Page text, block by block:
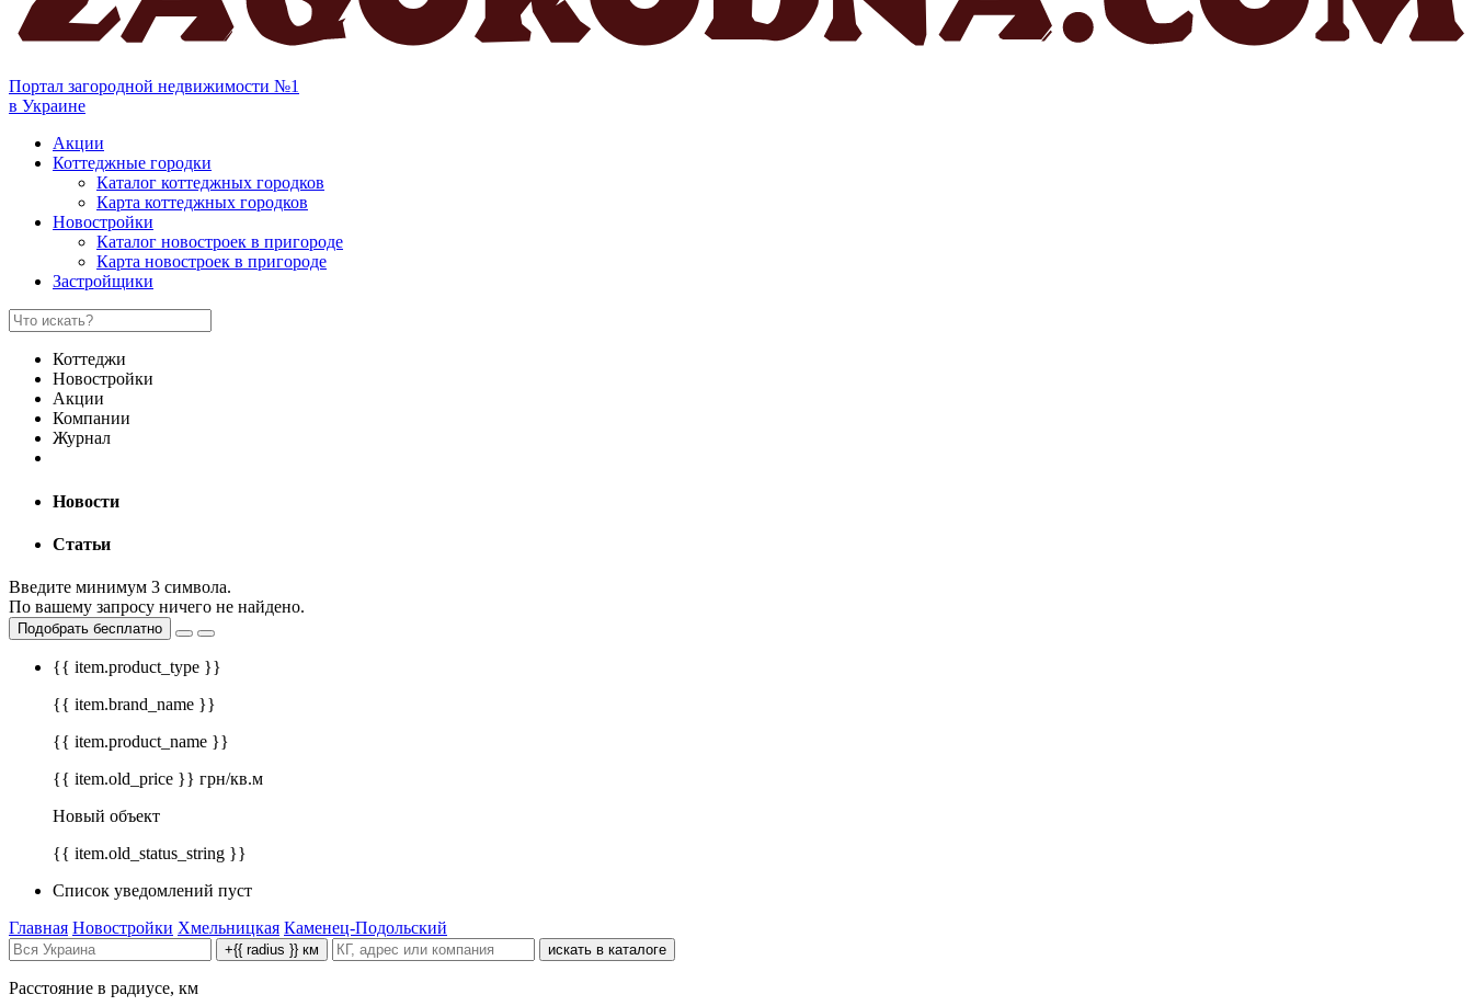
Портал загородной недвижимости №1
в Украине
Акции
Коттеджные городки
Каталог коттеджных городков
Карта коттеджных городков
Новостройки
Каталог новостроек в пригороде
Карта новостроек в пригороде
Застройщики
Коттеджи
Новостройки
Акции
Компании
Журнал
Новости
Статьи
Введите минимум 3 символа.
По вашему запросу ничего не найдено.
Подобрать бесплатно
{{ item.product_type }}
{{ item.brand_name }}
{{ item.product_name }}
{{ item.old_price }} грн/кв.м
Новый объект
{{ item.old_status_string }}
Список уведомлений пуст
Главная Новостройки Хмельницкая Каменец-Подольский
+{{ radius }} км искать в каталоге
Расстояние в радиусе, км